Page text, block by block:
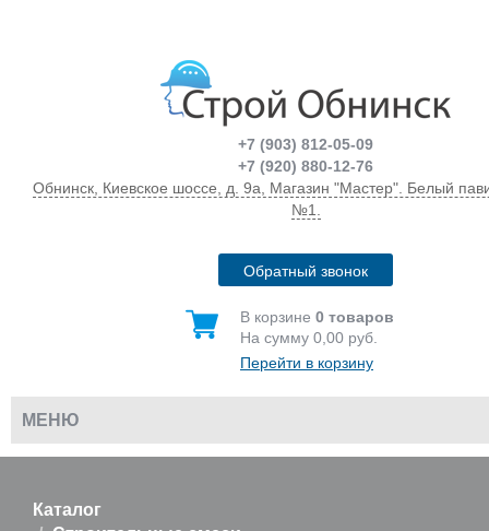
+7 (903) 812-05-09
+7 (920) 880-12-76
Обнинск, Киевское шоссе, д. 9а, Магазин "Мастер". Белый
№1.
Обратный звонок
В корзине 0 товаров
На сумму 0,00 руб.
Перейти в корзину
Каталог